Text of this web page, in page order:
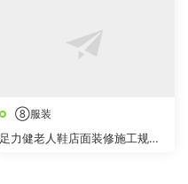
⑧服装
足力健老人鞋店面装修施工规范